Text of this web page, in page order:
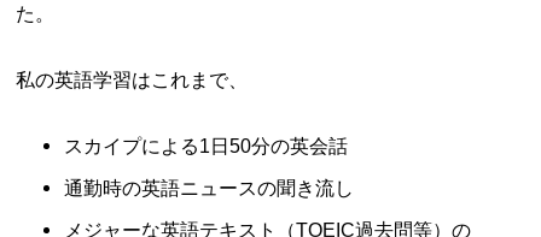
た。
私の英語学習はこれまで、
スカイプによる1日50分の英会話
通勤時の英語ニュースの聞き流し
メジャーな英語テキスト（TOEIC過去問等）の